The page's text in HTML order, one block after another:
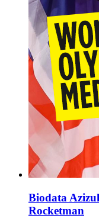
Biodata
Rocketman